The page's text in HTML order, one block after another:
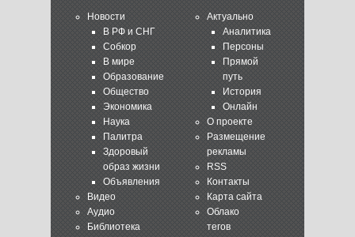
Новости
В РФ и СНГ
Собкор
В мире
Образование
Общество
Экономика
Наука
Палитра
Здоровый
образ жизни
Объявления
Видео
Аудио
Библиотека
Актуально
Аналитика
Персоны
Прямой
путь
История
Онлайн
О проекте
Размещение
рекламы
RSS
Контакты
Карта сайта
Облако
тегов